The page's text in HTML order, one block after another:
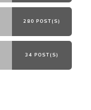
280 POST(S)
34 POST(S)